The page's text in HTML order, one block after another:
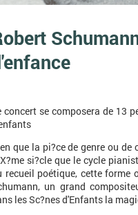
concert se composera de 13
que la pi?ce de genre ou
si?cle que le cycle
recueil poétique, cette forme
un grand
les Sc?nes d'Enfants la